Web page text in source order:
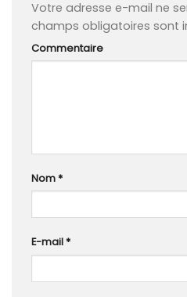
Votre adresse e-mail ne
champs obligatoires sont
Commentaire
Nom*
E-mail*